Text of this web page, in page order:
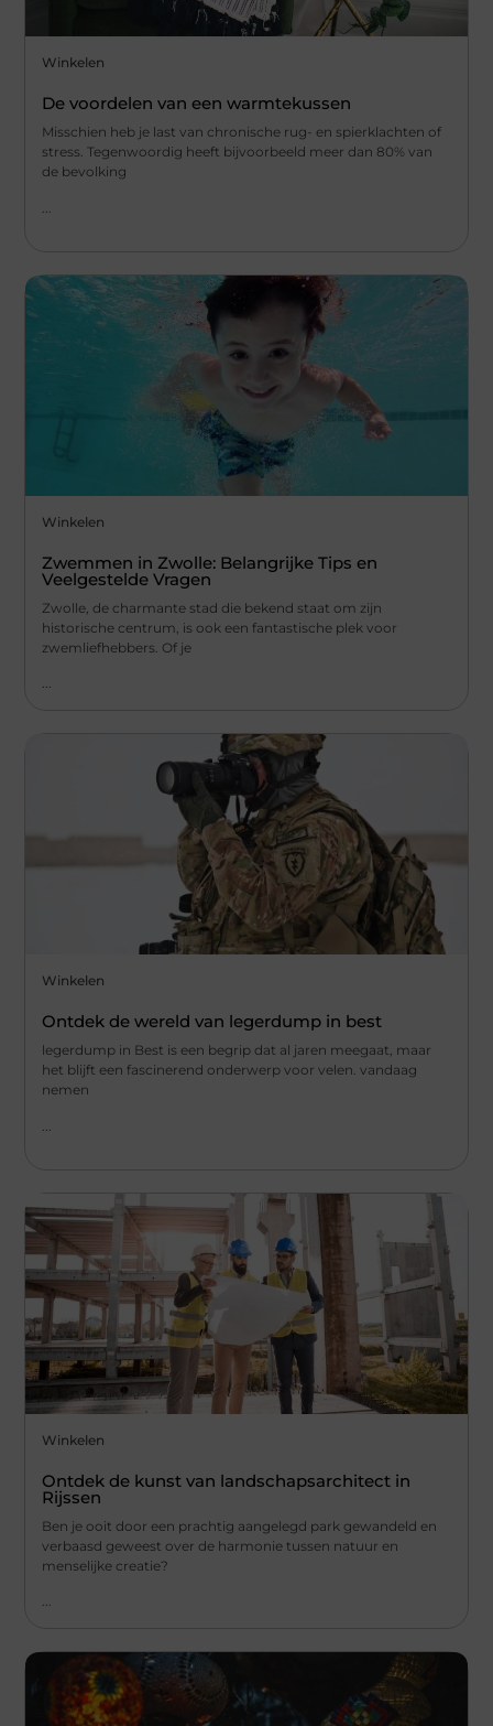
Winkelen
De voordelen van een warmtekussen
Misschien heb je last van chronische rug- en spierklachten of
stress. Tegenwoordig heeft bijvoorbeeld meer dan 80% van
de bevolking
Winkelen
Zwemmen in Zwolle: Belangrijke Tips en
Veelgestelde Vragen
Zwolle, de charmante stad die bekend staat om zijn
historische centrum, is ook een fantastische plek voor
zwemliefhebbers. Of je
...
Winkelen
Ontdek de wereld van legerdump in best
legerdump in Best is een begrip dat al jaren meegaat, maar
het blijft een fascinerend onderwerp voor velen. vandaag
nemen
Winkelen
Ontdek de kunst van landschapsarchitect in
Rijssen
Ben je ooit door een prachtig aangelegd park gewandeld en
verbaasd geweest over de harmonie tussen natuur en
menselijke creatie?